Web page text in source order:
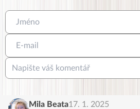
Mila Beata17. 1. 2025